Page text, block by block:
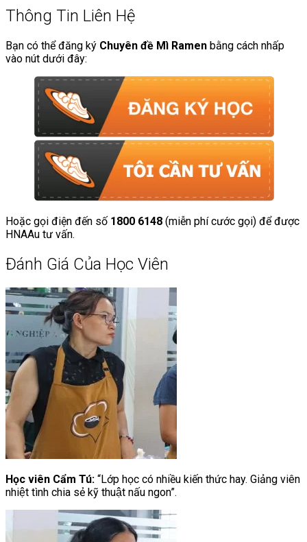
Thông Tin Liên Hệ
Bạn có thể đăng ký Chuyên đề Mì Ramen bằng cách nhấp
vào nút dưới đây:
Hoặc gọi điện đến số 1800 6148 (miễn phí cước gọi) để được
HNAAu tư vấn.
Đánh Giá Của Học Viên
Học viên Cẩm Tú: “Lớp học có nhiều kiến thức hay. Giảng viên
nhiệt tình chia sẻ kỹ thuật nấu ngon”.